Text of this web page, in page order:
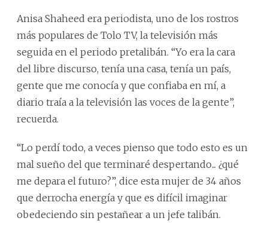
Anisa Shaheed era periodista, uno de los rostros
más populares de Tolo TV, la televisión más
seguida en el periodo pretalibán. “Yo era la cara
del libre discurso, tenía una casa, tenía un país,
gente que me conocía y que confiaba en mí, a
diario traía a la televisión las voces de la gente”,
recuerda.
“Lo perdí todo, a veces pienso que todo esto es un
mal sueño del que terminaré despertando... ¿qué
me depara el futuro?”, dice esta mujer de 34 años
que derrocha energía y que es difícil imaginar
obedeciendo sin pestañear a un jefe talibán.